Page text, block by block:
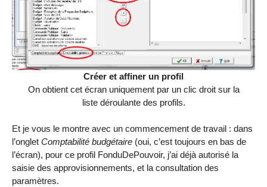
Créer et affiner un profil
On obtient cet écran uniquement par un clic droit sur la
liste déroulante des profils.
Et je vous le montre avec un commencement de travail : dans
l’onglet Comptabilité budgétaire (oui, c’est toujours en bas de
l’écran), pour ce profil FonduDePouvoir, j’ai déjà autorisé la
saisie des approvisionnements, et la consultation des
paramètres.